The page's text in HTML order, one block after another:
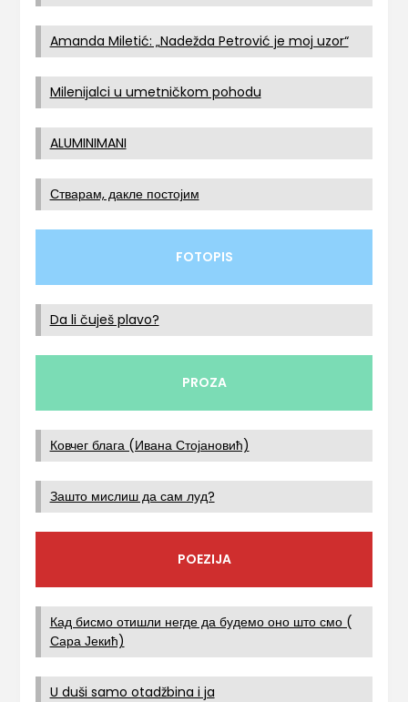
Amanda Miletić: „Nadežda Petrović je moj uzor“
Milenijalci u umetničkom pohodu
ALUMINIMANI
Стварам, дакле постојим
FOTOPIS
Da li čuješ plavo?
PROZA
Ковчег блага (Ивана Стојановић)
Зашто мислиш да сам луд?
POEZIJA
Кад бисмо отишли негде да будемо оно што смо (
Сара Јекић)
U duši samo otadžbina i ja